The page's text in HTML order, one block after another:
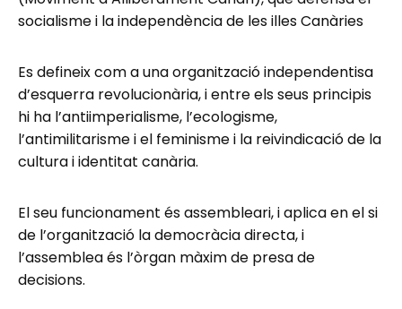
socialisme i la independència de les illes Canàries
Es defineix com a una organització independentisa
d’esquerra revolucionària, i entre els seus principis
hi ha l’antiimperialisme, l’ecologisme,
l’antimilitarisme i el feminisme i la reivindicació de la
cultura i identitat canària.
El seu funcionament és assembleari, i aplica en el si
de l’organització la democràcia directa, i
l’assemblea és l’òrgan màxim de presa de
decisions.